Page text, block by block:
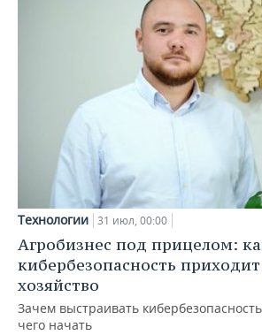
Технологии 31 июл, 00:00
Агробизнес под прицелом:
кибербезопасность приходит
хозяйство
Зачем выстраивать
чего начать